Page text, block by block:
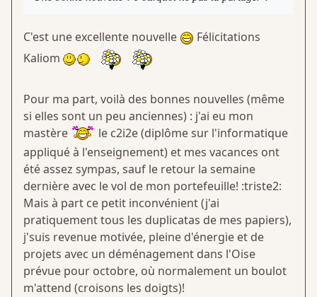
C'est une excellente nouvelle
Félicitations
Kaliom
Pour ma part, voilà des bonnes nouvelles (même
si elles sont un peu anciennes) : j'ai eu mon
mastère
le c2i2e (diplôme sur l'informatique
appliqué à l'enseignement) et mes vacances ont
été assez sympas, sauf le retour la semaine
dernière avec le vol de mon portefeuille! :triste2:
Mais à part ce petit inconvénient (j'ai
pratiquement tous les duplicatas de mes papiers),
j'suis revenue motivée, pleine d'énergie et de
projets avec un déménagement dans l'Oise
prévue pour octobre, où normalement un boulot
m'attend (croisons les doigts)!